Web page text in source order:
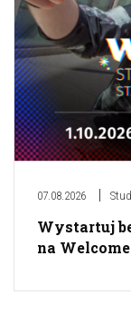
07.08.2026
Wystartuj
na